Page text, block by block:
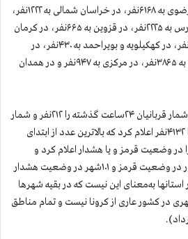
تهران به ۲۰۵۰۰نفر، در خراسان رضوی به ۶۱۶۸نفر، در خراسان شمالی به ۱۲۲۲نفر،
در خوزستان به ۵۷۳۰نفر، در فارس به ۲۲۲۵نفر، در قزوین به ۶۶۵نفر، در کرمان
به ۱۲۲۶نفر، در کرمانشاه به ۲۰۱۰نفر، در کهکیلویه و بویراحمد به ۴۳۰نفر، در
گیلان به ۳۴۹۲نفر، در مازندران به ۳۸۶۵نفر، در مرکزی به ۹۴۷نفر و در همدان
سخنگوی وزارت بهداشت رژیم شمار قربانیان ۲۴ساعت گذشته را ۲۱۲نفر و شمار
بیماران ”تحت مراقبت ویژه“ را ۴۱۳۲نفر اعلام کرد که بالاترین عدد از ابتدای
وی ۲۶استان را در وضعیت قرمز و یا هشدار اعلام کرد و
افزود: «هم‌اکنون ۱۷۰شهر کشور در وضعیت قرمز و ۱۰۱شهر در وضعیت هشدار
به‌معنای این نیست که در بقیه شهرها
در کشور عاری از کرونا نیست و تمام مناطق